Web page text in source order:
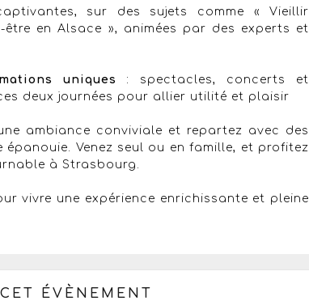
sur des sujets comme « Vieillir
être en Alsace », animées par des experts et
uniques : spectacles, concerts et
deux journées pour allier utilité et plaisir
ambiance conviviale et repartez avec des
Venez seul ou en famille, et profitez
à Strasbourg.
vivre une expérience enrichissante et pleine
ÉVÈNEMENT